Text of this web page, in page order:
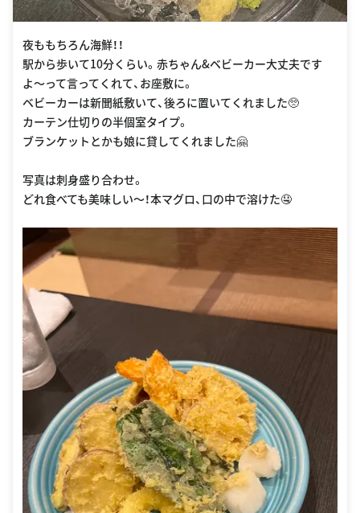
夜ももちろん海鮮！！
駅から歩いて10分くらい。赤ちゃん&ベビーカー大丈夫です
よ〜って言ってくれて、お座敷に。
ベビーカーは新聞紙敷いて、後ろに置いてくれました🥺
カーテン仕切りの半個室タイプ。
ブランケットとかも娘に貸してくれました🤗
写真は刺身盛り合わせ。
どれ食べても美味しい〜！本マグロ、口の中で溶けた🤤